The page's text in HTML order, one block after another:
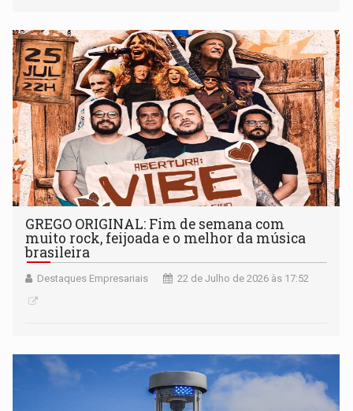
GREGO ORIGINAL: Fim de semana com
muito rock, feijoada e o melhor da música
brasileira
Destaques Empresariais 22 de Julho de 2026 às 17:52